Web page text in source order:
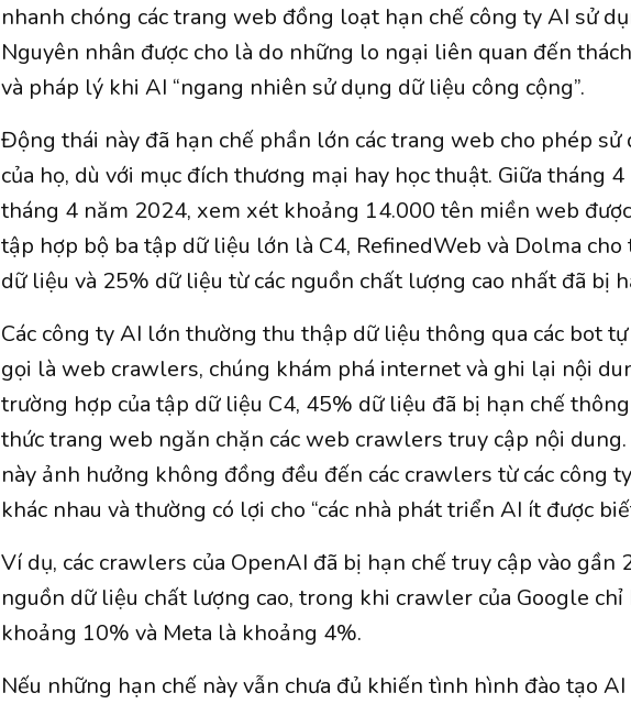
nhanh chóng các trang web đồng loạt hạn chế công ty AI sử
Nguyên nhân được cho là do những lo ngại liên quan đến
và pháp lý khi AI “ngang nhiên sử dụng dữ liệu công cộng”.
Động thái này đã hạn chế phần lớn các trang web cho phép sử
của họ, dù với mục đích thương mại hay học thuật. Giữa tháng
tháng 4 năm 2024, xem xét khoảng 14.000 tên miền web
tập hợp bộ ba tập dữ liệu lớn là C4, RefinedWeb và Dolma
dữ liệu và 25% dữ liệu từ các nguồn chất lượng cao nhất đã bị
Các công ty AI lớn thường thu thập dữ liệu thông qua các bot
gọi là web crawlers, chúng khám phá internet và ghi lại nội
trường hợp của tập dữ liệu C4, 45% dữ liệu đã bị hạn chế thông
thức trang web ngăn chặn các web crawlers truy cập nội dung.
này ảnh hưởng không đồng đều đến các crawlers từ các công
khác nhau và thường có lợi cho “các nhà phát triển AI ít được
Ví dụ, các crawlers của OpenAI đã bị hạn chế truy cập vào gần
nguồn dữ liệu chất lượng cao, trong khi crawler của Google chỉ
khoảng 10% và Meta là khoảng 4%.
Nếu những hạn chế này vẫn chưa đủ khiến tình hình đào tạo